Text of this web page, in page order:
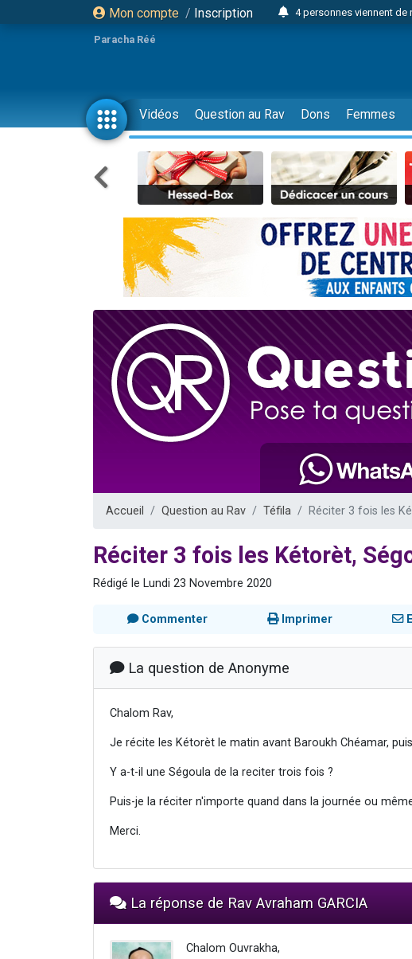
Mon compte / Inscription
4 personnes viennent
Odaya vient de donner
3 personnes
3 personnes
13 personnes viennent
2 personnes viennent de
30 personnes
Il reste 49 places
12 nouvelles
3 personnes viennent
2 personnes viennent
3 personnes viennent
2 nouvelles
8 personnes
Nouvelle émission radio
Ariel vient de donner son
Il reste 49 places
Eva vient de donner son
Paracha Réé
Vidéos Question au Rav Dons Femmes
Accueil Question au Rav Téfila Réciter 3 fois les
Réciter 3 fois les Kétorèt,
Rédigé le Lundi 23 Novembre 2020
Commenter Imprimer
La question de Anonyme
Chalom Rav,
Je récite les Kétorèt le matin avant Baroukh Chéamar,
Y a-t-il une Ségoula de la reciter trois fois ?
Puis-je la réciter n'importe quand dans la journée ou
Merci.
La réponse de Rav Avraham GARCIA
Chalom Ouvrakha,